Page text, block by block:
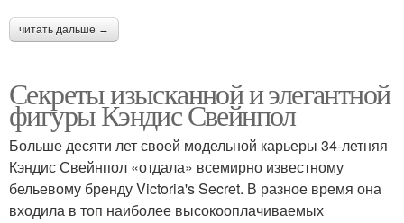
читать дальше →
Секреты изысканной и элегантной
фигуры Кэндис Свейнпол
Больше десяти лет своей модельной карьеры 34-летняя
Кэндис Свейнпол «отдала» всемирно известному
бельевому бренду Victoria's Secret. В разное время она
входила в топ наиболее высокооплачиваемых